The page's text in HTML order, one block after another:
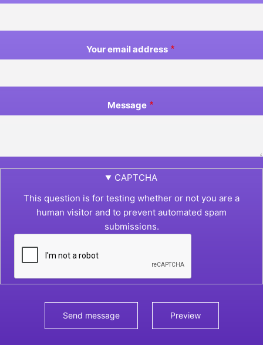
Your email address
Message
CAPTCHA
This question is for testing whether or not you are a
human visitor and to prevent automated spam
submissions.